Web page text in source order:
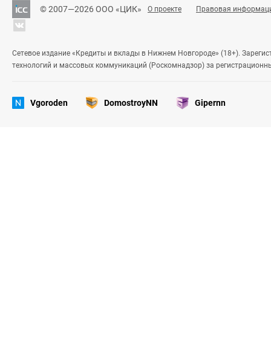
© 2007—2026 ООО «ЦИК» О проекте Правовая
Сетевое издание «Кредиты и вклады в Нижнем Новгороде» (18+).
технологий и массовых коммуникаций (Роскомнадзор) за
Vgoroden DomostroyNN Gipernn